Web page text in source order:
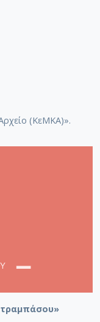
(ΚεΜΚΑ)».